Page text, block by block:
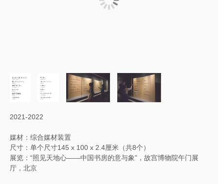
2021-2022
媒材：综合媒材装置
尺寸：单个尺寸145 x 100 x 2.4厘米（共8个）
展览：“照见天地心——中国书房的意与象”，故宫博物院午门展
厅，北京